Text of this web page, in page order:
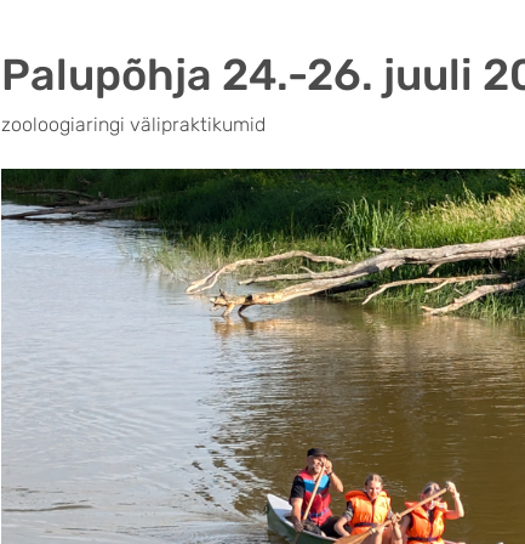
Palupõhja 24.-26. juuli
zooloogiaringi välipraktikumid